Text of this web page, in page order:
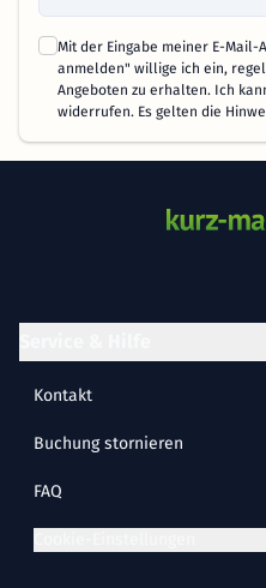
Mit der Eingabe meiner E-Mail-
anmelden" willige ich ein,
Angeboten zu erhalten. Ich
widerrufen. Es gelten die
Kontakt
Buchung stornieren
FAQ